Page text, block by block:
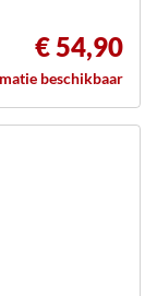
€ 54,90
beschikbaar